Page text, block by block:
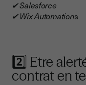
✔ Salesforce
✔ Wix Automations
2️⃣ Etre
contrat en